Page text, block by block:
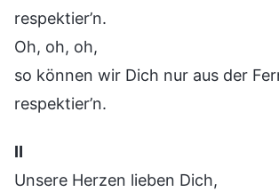
respektier’n.
Oh, oh, oh,
so können wir Dich nur aus der
respektier’n.
Ⅱ
Unsere Herzen lieben Dich,